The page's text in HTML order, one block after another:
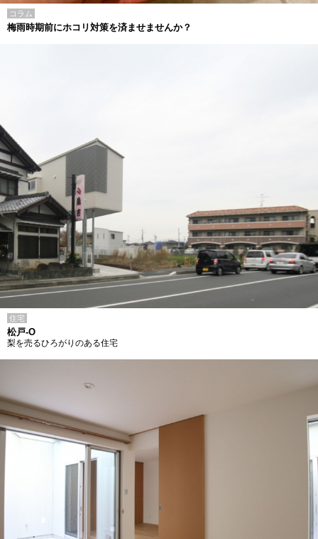
コラム
梅雨時期前にホコリ対策を済ませませんか？
住宅
松戸-O
梨を売るひろがりのある住宅